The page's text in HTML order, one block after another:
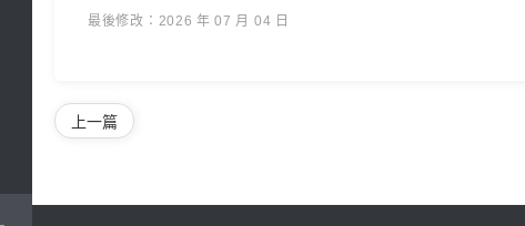
最後修改：2026 年 07 月 04 日
上一篇